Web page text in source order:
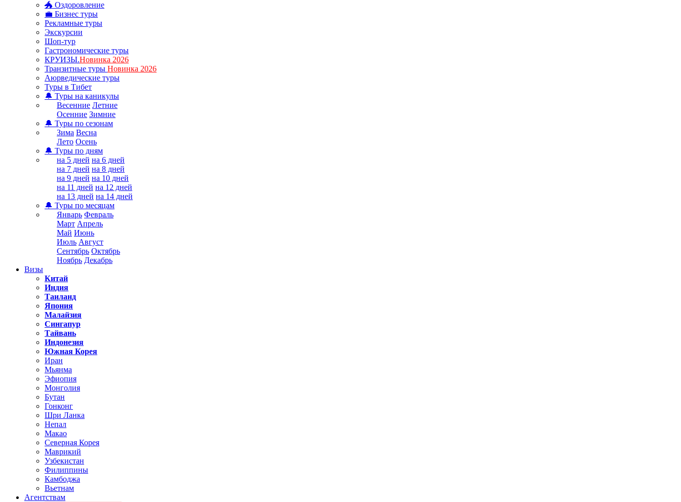
🐲 Оздоровление
💼 Бизнес туры
Рекламные туры
Экскурсии
Шоп-тур
Гастрономические туры
КРУИЗЫ.Новинка 2026
Транзитные туры Новинка 2026
Аюрведические туры
Туры в Тибет
🔔 Туры на каникулы
Весенние Летние
Осенние Зимние
🔔 Туры по сезонам
Зима Весна
Лето Осень
🔔 Туры по дням
на 5 дней на 6 дней
на 7 дней на 8 дней
на 9 дней на 10 дней
на 11 дней на 12 дней
на 13 дней на 14 дней
🔔 Туры по месяцам
Январь Февраль
Март Апрель
Май Июнь
Июль Август
Сентябрь Октябрь
Ноябрь Декабрь
Визы
Китай
Индия
Таиланд
Япония
Малайзия
Сингапур
Тайвань
Индонезия
Южная Корея
Иран
Мьянма
Эфиопия
Монголия
Бутан
Гонконг
Шри Ланка
Непал
Макао
Северная Корея
Маврикий
Узбекистан
Филиппины
Камбоджа
Вьетнам
Агентствам